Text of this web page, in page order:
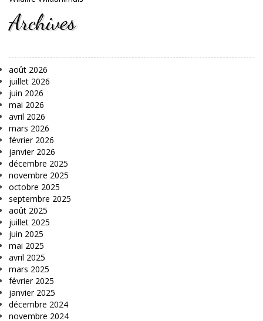
Archives
août 2026
juillet 2026
juin 2026
mai 2026
avril 2026
mars 2026
février 2026
janvier 2026
décembre 2025
novembre 2025
octobre 2025
septembre 2025
août 2025
juillet 2025
juin 2025
mai 2025
avril 2025
mars 2025
février 2025
janvier 2025
décembre 2024
novembre 2024